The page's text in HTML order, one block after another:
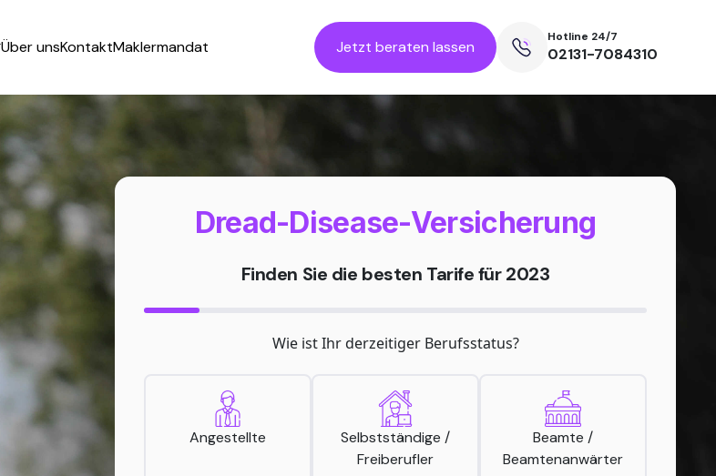
Über unsKontaktMaklermandat Jetzt beraten lassen
Hotline 24/7
02131-7084310
Dread-Disease-Versicherung
Finden Sie die besten Tarife für 2023
Wie ist Ihr derzeitiger Berufsstatus?
Angestellte
Selbstständige /
Freiberufler
Beamte /
Beamtenanwärter